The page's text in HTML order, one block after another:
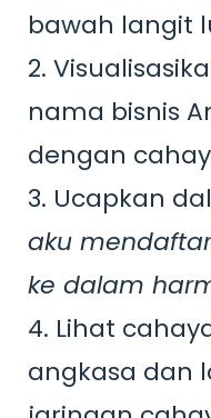
bawah langit
2.
nama bisnis
dengan
3. Ucapkan
aku
ke dalam
4. Lihat
angkasa dan